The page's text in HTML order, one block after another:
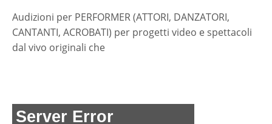
Audizioni per PERFORMER (ATTORI, DANZATORI,
CANTANTI, ACROBATI) per progetti video e spettacoli
dal vivo originali che